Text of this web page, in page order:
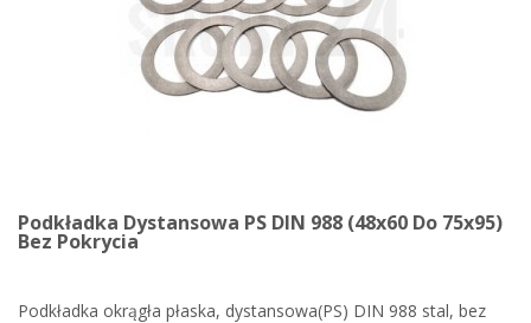
Podkładka Dystansowa PS DIN 988 (48x60 Do 75x95)
Bez Pokrycia
Podkładka okrągła płaska, dystansowa(PS) DIN 988 stal, bez